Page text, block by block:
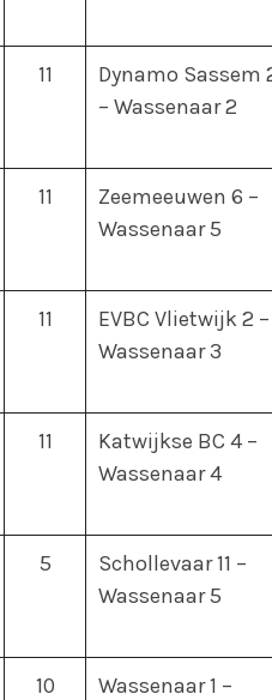
11
Dynamo Sassem
– Wassenaar 2
11
Zeemeeuwen 6 –
Wassenaar 5
11
EVBC Vlietwijk 2 –
Wassenaar 3
11
Katwijkse BC 4 –
Wassenaar 4
5
Schollevaar 11 –
Wassenaar 5
10 Wassenaar 1 –